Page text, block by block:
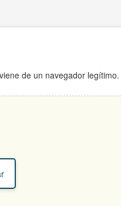
de un navegador legítimo.